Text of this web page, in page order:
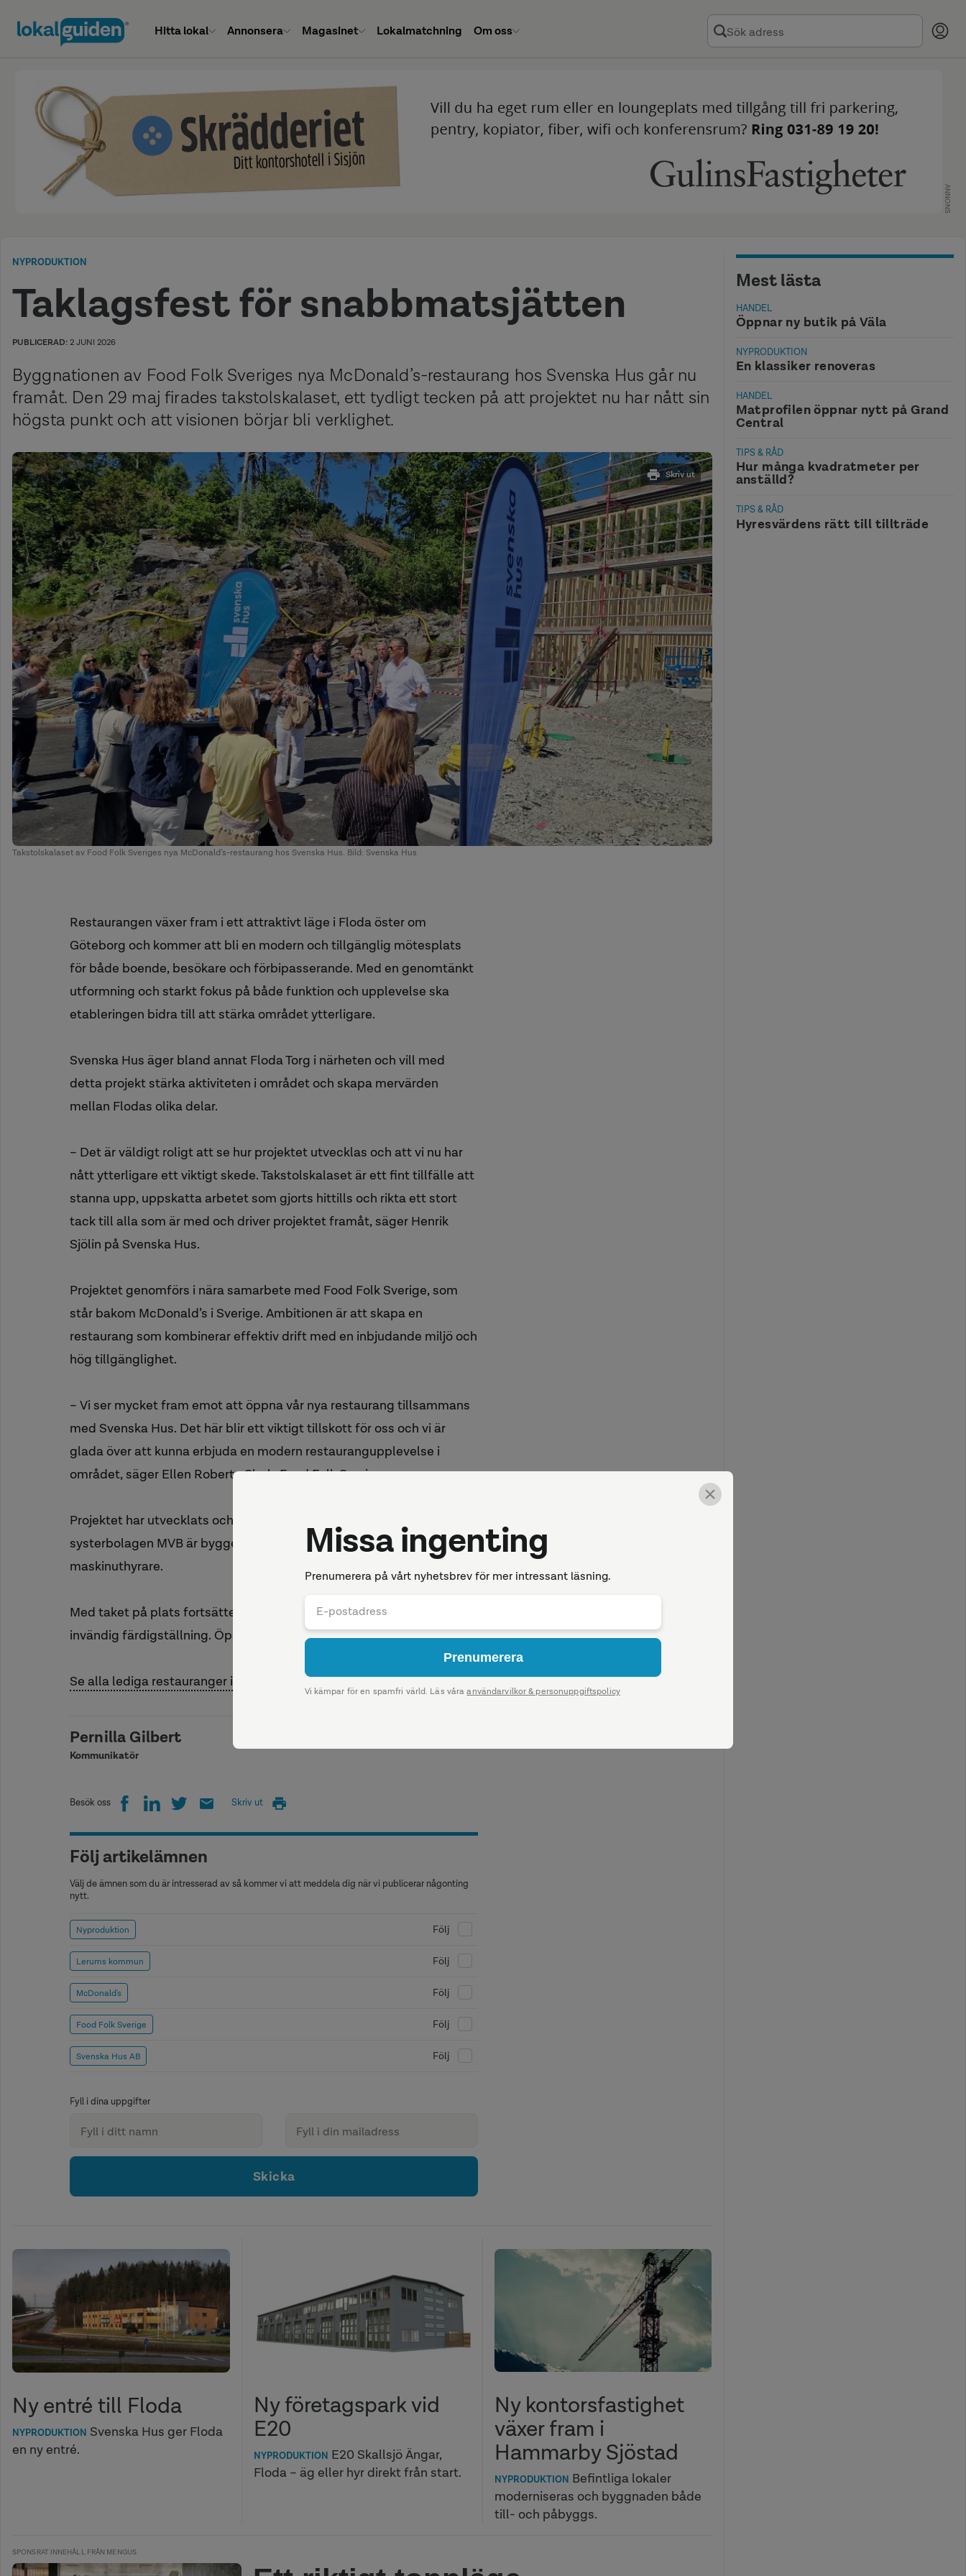
Hitta lokal Annonsera Magasinet Lokalmatchning Om oss
ANNONS
NYPRODUKTION
Taklagsfest för snabbmatsjätten
PUBLICERAD:2 JUNI 2026
Byggnationen av Food Folk Sveriges nya McDonald’s-restaurang hos Svenska Hus går nu
framåt. Den 29 maj firades takstolskalaset, ett tydligt tecken på att projektet nu har nått sin
högsta punkt och att visionen börjar bli verklighet.
Skriv ut
Takstolskalaset av Food Folk Sveriges nya McDonald’s-restaurang hos Svenska Hus. Bild: Svenska Hus
Restaurangen växer fram i ett attraktivt läge i Floda öster om
Göteborg och kommer att bli en modern och tillgänglig mötesplats
för både boende, besökare och förbipasserande. Med en genomtänkt
utformning och starkt fokus på både funktion och upplevelse ska
etableringen bidra till att stärka området ytterligare.
Svenska Hus äger bland annat Floda Torg i närheten och vill med
detta projekt stärka aktiviteten i området och skapa mervärden
mellan Flodas olika delar.
– Det är väldigt roligt att se hur projektet utvecklas och att vi nu har
nått ytterligare ett viktigt skede. Takstolskalaset är ett fint tillfälle att
stanna upp, uppskatta arbetet som gjorts hittills och rikta ett stort
tack till alla som är med och driver projektet framåt, säger Henrik
Sjölin på Svenska Hus.
Projektet genomförs i nära samarbete med Food Folk Sverige, som
står bakom McDonald’s i Sverige. Ambitionen är att skapa en
restaurang som kombinerar effektiv drift med en inbjudande miljö och
hög tillgänglighet.
– Vi ser mycket fram emot att öppna vår nya restaurang tillsammans
med Svenska Hus. Det här blir ett viktigt tillskott för oss och vi är
glada över att kunna erbjuda en modern restaurangupplevelse i
området, säger Ellen Roberts Clark, Food Folk Sverige.
Projektet har utvecklats och kommer att förvaltas av Svenska Hus där
systerbolagen MVB är byggentreprenör och Wangeskog
maskinuthyrare.
Med taket på plats fortsätter nu arbetet med installationer och
invändig färdigställning. Öppningen planeras till november 2026.
Se alla lediga restauranger i Floda här
Pernilla Gilbert
Kommunikatör
Besök oss Skriv ut
Följ artikelämnen
Välj de ämnen som du är intresserad av så kommer vi att meddela dig när vi publicerar någonting
nytt.
Nyproduktion Följ
Lerums kommun Följ
McDonald's Följ
Food Folk Sverige Följ
Svenska Hus AB Följ
Fyll i dina uppgifter
Skicka
Ny entré till Floda
NYPRODUKTION Svenska Hus ger Floda
en ny entré.
Ny företagspark vid
E20
NYPRODUKTION E20 Skallsjö Ängar,
Floda – äg eller hyr direkt från start.
Ny kontorsfastighet
växer fram i
Hammarby Sjöstad
NYPRODUKTION Befintliga lokaler
moderniseras och byggnaden både
till- och påbyggs.
SPONSRAT INNEHÅLL FRÅN MENGUS
Mest lästa
HANDEL
Öppnar ny butik på Väla
NYPRODUKTION
En klassiker renoveras
HANDEL
Matprofilen öppnar nytt på Grand
Central
TIPS & RÅD
Hur många kvadratmeter per
anställd?
TIPS & RÅD
Hyresvärdens rätt till tillträde